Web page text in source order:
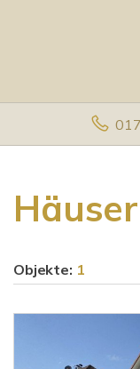
Objekte: 1